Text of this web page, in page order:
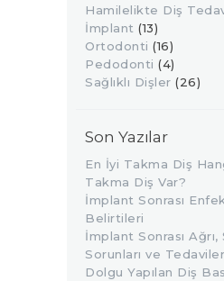
Hamilelikte Diş
İmplant (13)
Ortodonti (16)
Pedodonti (4)
Sağlıklı Dişler (26)
Son Yazılar
En İyi Takma Diş
Takma Diş Var?
İmplant Sonrası
Belirtileri
İmplant Sonrası Ağrı,
Sorunları ve
Dolgu Yapılan Diş